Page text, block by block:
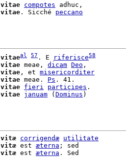
vitae compotes adhuc,
vitae . Sicché peccano
vitaeal 57 . E riferisce58
vitae meae, dicam Deo ,
vitae , et misericorditer
vitae meae. Ps . 41.
vitae fieri participes .
vitae januam ( Dominus )
vitæ corrigendæ utilitate
vitæ est æterna ; sed
vitæ est æterna . Sed